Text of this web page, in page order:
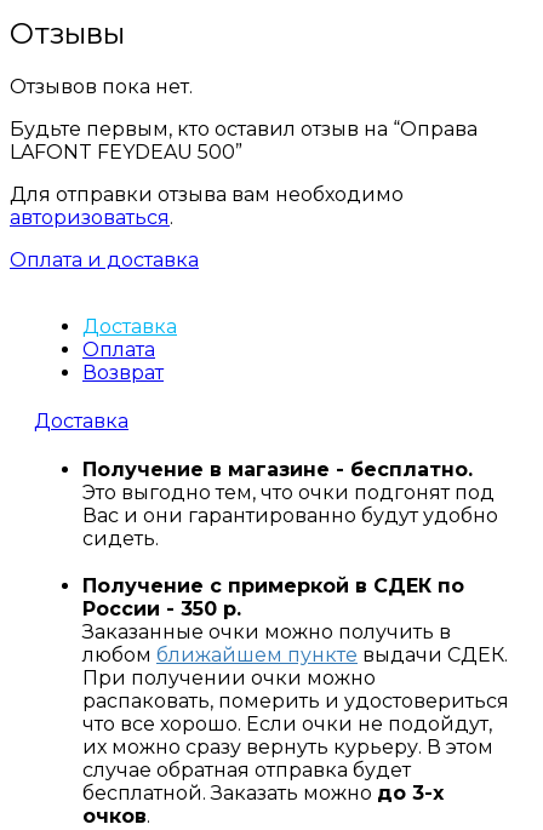
Отзывы
Отзывов пока нет.
Будьте первым, кто оставил отзыв на “Оправа
LAFONT FEYDEAU 500”
Для отправки отзыва вам необходимо
авторизоваться.
Оплата и доставка
Доставка
Оплата
Возврат
Доставка
Получение в магазине - бесплатно.
Это выгодно тем, что очки подгонят под
Вас и они гарантированно будут удобно
сидеть.
Получение с примеркой в СДЕК по
России - 350 р.
Заказанные очки можно получить в
любом ближайшем пункте выдачи СДЕК.
При получении очки можно
распаковать, померить и удостовериться
что все хорошо. Если очки не подойдут,
их можно сразу вернуть курьеру. В этом
случае обратная отправка будет
бесплатной. Заказать можно до 3-х
очков.